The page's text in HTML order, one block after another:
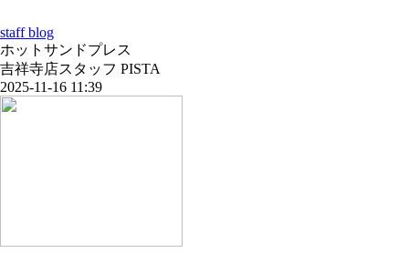
staff blog
ホットサンドプレス
吉祥寺店スタッフ PISTA
2025-11-16 11:39